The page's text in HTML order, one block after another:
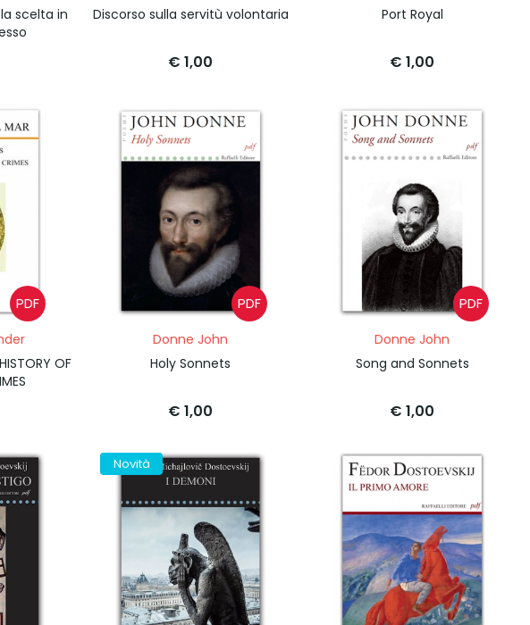
la scelta in
Discorso sulla servitù volontaria
€ 1,00
Port Royal
€ 1,00
PDF
OF
PDF
Donne John
Holy Sonnets
€ 1,00
PDF
Donne John
Song and Sonnets
€ 1,00
Novità